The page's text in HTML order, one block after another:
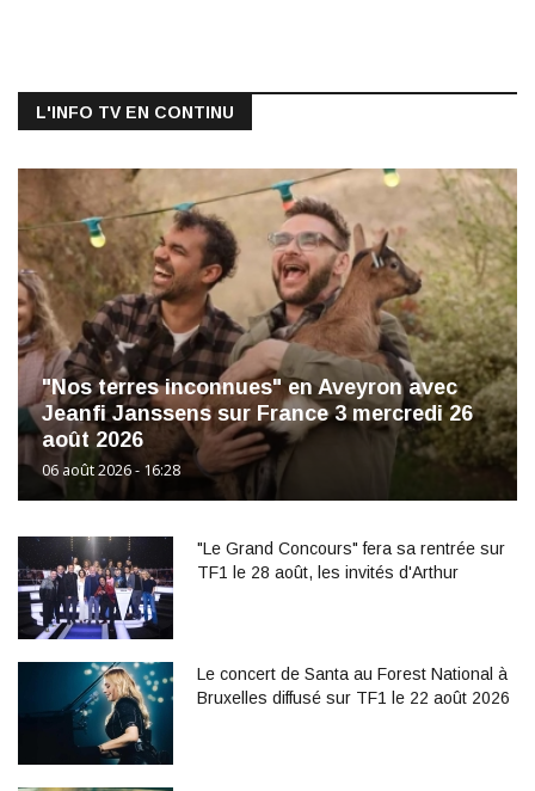
L'INFO TV EN CONTINU
"Nos terres inconnues" en Aveyron avec
Jeanfi Janssens sur France 3 mercredi 26
août 2026
06 août 2026 - 16:28
"Le Grand Concours" fera sa rentrée sur
TF1 le 28 août, les invités d'Arthur
Le concert de Santa au Forest National à
Bruxelles diffusé sur TF1 le 22 août 2026